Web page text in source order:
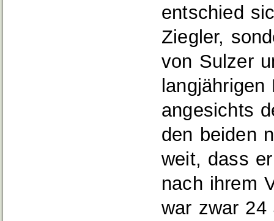
entschied
Ziegler,
von Sulzer
angesichts
den beiden
weit, dass
nach ihrem
war zwar 24